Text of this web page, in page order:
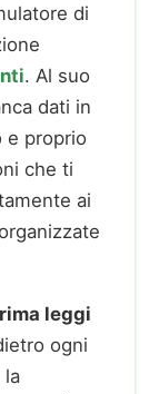
di
. Al suo
dati in
e proprio
che ti
ai
leggi
ogni
la